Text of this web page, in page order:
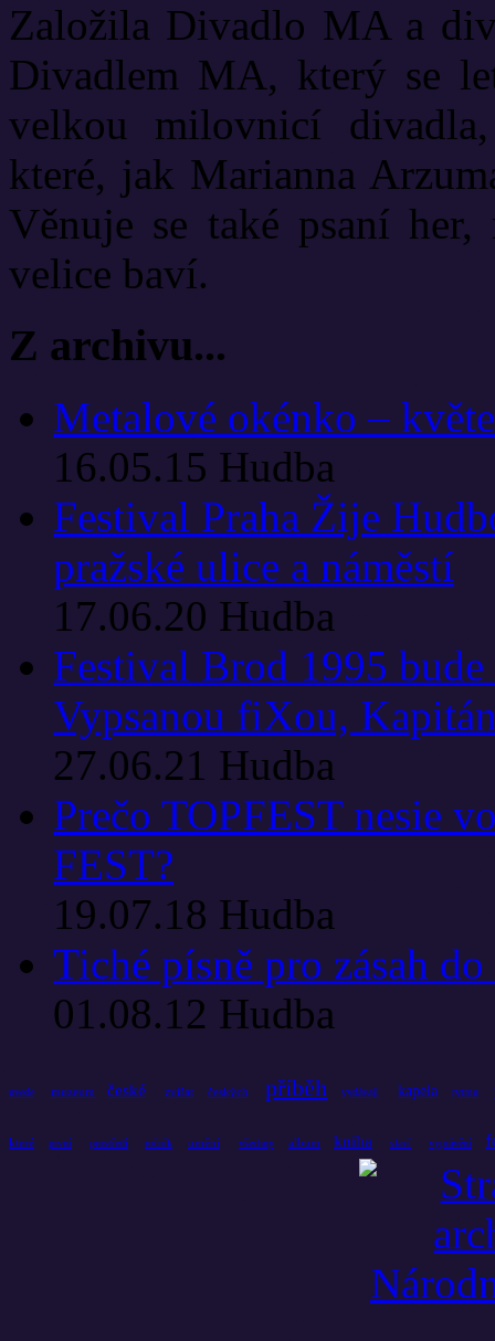
Založila Divadlo MA a
Divadlem MA, který se
velkou milovnicí
které, jak Marianna
Věnuje se také psaní
velice baví.
Z archivu...
Metalové okénko –
16.05.15 Hudba
Festival Praha Žije
pražské ulice a náměstí
17.06.20 Hudba
Festival Brod 1995
Vypsanou fiXou,
27.06.21 Hudba
Prečo TOPFEST nesie
FEST?
19.07.18 Hudba
Tiché písně pro zásah do
01.08.12 Hudba
uvede muzeum české zvířat českých příběh vydávají kapela rytmu
které první prostředí ročník umění všechny album kniha slaví vyprávění